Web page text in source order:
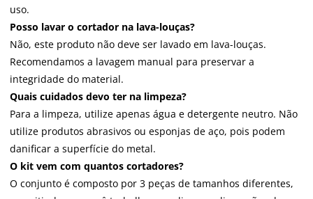
uso.
Posso lavar o cortador na lava-louças?
Não, este produto não deve ser lavado em lava-louças.
Recomendamos a lavagem manual para preservar a
integridade do material.
Quais cuidados devo ter na limpeza?
Para a limpeza, utilize apenas água e detergente neutro. Não
utilize produtos abrasivos ou esponjas de aço, pois podem
danificar a superfície do metal.
O kit vem com quantos cortadores?
O conjunto é composto por 3 peças de tamanhos diferentes,